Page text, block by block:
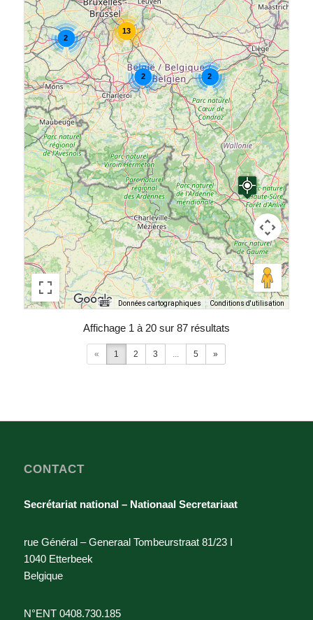
13
2
2
2
Données cartographiques Conditions d'utilisation
Affichage 1 à 20 sur 87 résultats
« 1 2 3 5 »
CONTACT
Secrétariat national – Nationaal Secretariaat
rue Général – Generaal Tombeurstraat 81/23 I
1040 Etterbeek
Belgique
N°ENT 0408.730.185